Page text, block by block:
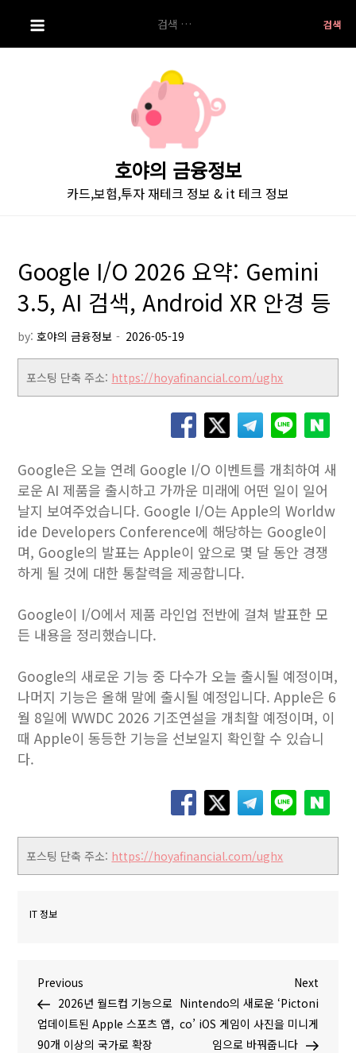
i
색:
호야의 금융정보
카드,보험,투자 재테크 정보 & it 테크 정보
Google I/O 2026 요약: Gemini
3.5, AI 검색, Android XR 안경 등
by:호야의 금융정보
포스팅 단축 주소: https://hoyafinancial.com/ughx
Google은 오늘 연례 Google I/O 이벤트를 개최하여 새
로운 AI 제품을 출시하고 가까운 미래에 어떤 일이 일어
날지 보여주었습니다. Google I/O는 Apple의 Worldw
ide Developers Conference에 해당하는 Google이
며, Google의 발표는 Apple이 앞으로 몇 달 동안 경쟁
하게 될 것에 대한 통찰력을 제공합니다.
Google이 I/O에서 제품 라인업 전반에 걸쳐 발표한 모
든 내용을 정리했습니다.
Google의 새로운 기능 중 다수가 오늘 출시될 예정이며,
나머지 기능은 올해 말에 출시될 예정입니다. Apple은 6
월 8일에 WWDC 2026 기조연설을 개최할 예정이며, 이
때 Apple이 동등한 기능을 선보일지 확인할 수 있습니
다.
포스팅 단축 주소: https://hoyafinancial.com/ughx
IT 정보
글
탐
P
r
e
v
Previous
2026년 월드컵 기능으로
업데이트된 Apple 스포츠 앱,
90개 이상의 국가로 확장
N
e
x
t
Next
Nintendo의 새로운 ‘Pictoni
co’ iOS 게임이 사진을 미니게
임으로 바꿔줍니다